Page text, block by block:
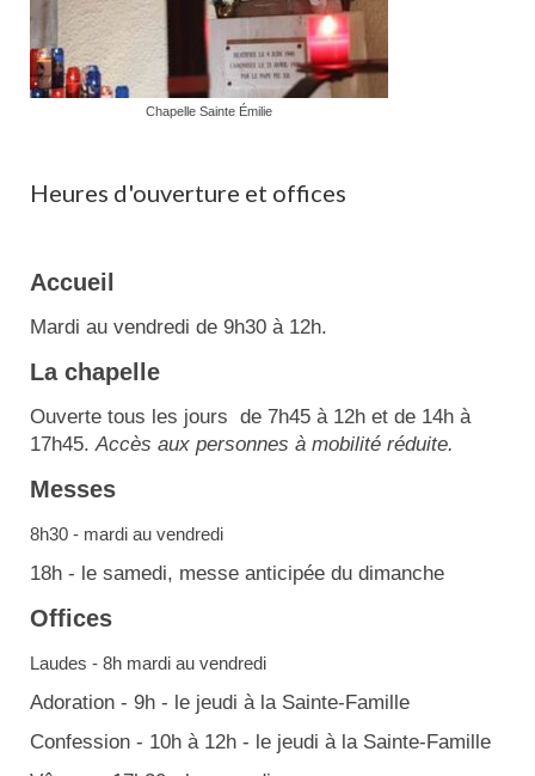
Chapelle Sainte Émilie
Heures d'ouverture et offices
Accueil
Mardi au vendredi de 9h30 à 12h.
La chapelle
Ouverte tous les jours de 7h45 à 12h et de 14h à
17h45.Accès aux personnes à mobilité réduite.
Messes
8h30 - mardi au vendredi
18h - le samedi, messe anticipée du dimanche
Offices
Laudes - 8h mardi au vendredi
Adoration - 9h - le jeudi à la Sainte-Famille
Confession - 10h à 12h - le jeudi à la Sainte-Famille